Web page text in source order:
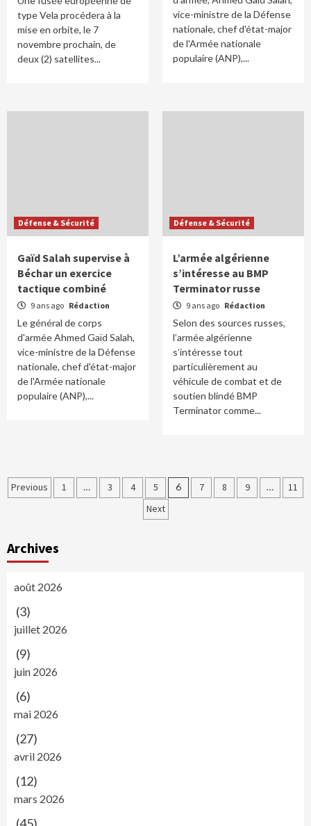
type Vela procédera à la
mise en orbite, le 7
novembre prochain, de
deux (2) satellites...
vice-ministre de la Défense
nationale, chef d'état-major
de l'Armée nationale
populaire (ANP),...
Défense & Sécurité
Gaïd Salah supervise à
Béchar un exercice
tactique combiné
9 ans ago Rédaction
Le général de corps
d'armée Ahmed Gaïd Salah,
vice-ministre de la Défense
nationale, chef d'état-major
de l'Armée nationale
populaire (ANP),...
Défense & Sécurité
L’armée algérienne
s’intéresse au BMP
Terminator russe
9 ans ago Rédaction
Selon des sources russes,
l’armée algérienne
s’intéresse tout
particulièrement au
véhicule de combat et de
soutien blindé BMP
Terminator comme...
Navigation
Previous 1 … 3 4 5 6 7 8 9 …
11
Next
Archives
août 2026
(3)
juillet 2026
(9)
juin 2026
(6)
mai 2026
(27)
avril 2026
(12)
mars 2026